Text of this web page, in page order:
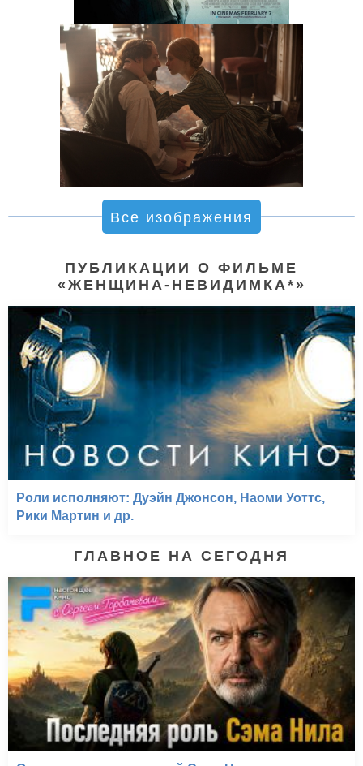
Все изображения
ПУБЛИКАЦИИ О ФИЛЬМЕ
«ЖЕНЩИНА-НЕВИДИМКА*»
Роли исполняют: Дуэйн Джонсон, Наоми Уоттс,
Рики Мартин и др.
ГЛАВНОЕ НА СЕГОДНЯ